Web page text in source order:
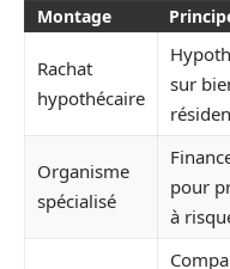
Montage
Rachat
hypothécaire
sur
Organisme
spécialisé
pour
à